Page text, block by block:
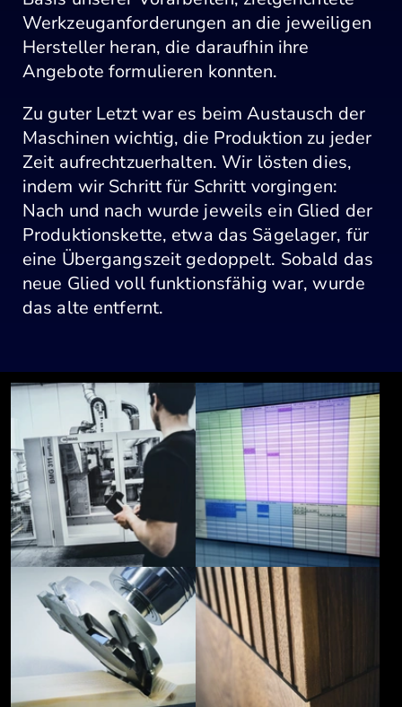
Werkzeuganforderungen an die jeweiligen
Hersteller heran, die daraufhin ihre
Angebote formulieren konnten.
Zu guter Letzt war es beim Austausch der
Maschinen wichtig, die Produktion zu jeder
Zeit aufrechtzuerhalten. Wir lösten dies,
indem wir Schritt für Schritt vorgingen:
Nach und nach wurde jeweils ein Glied der
Produktionskette, etwa das Sägelager, für
eine Übergangszeit gedoppelt. Sobald das
neue Glied voll funktionsfähig war, wurde
das alte entfernt.